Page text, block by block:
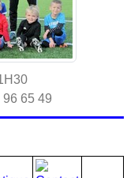
65 49